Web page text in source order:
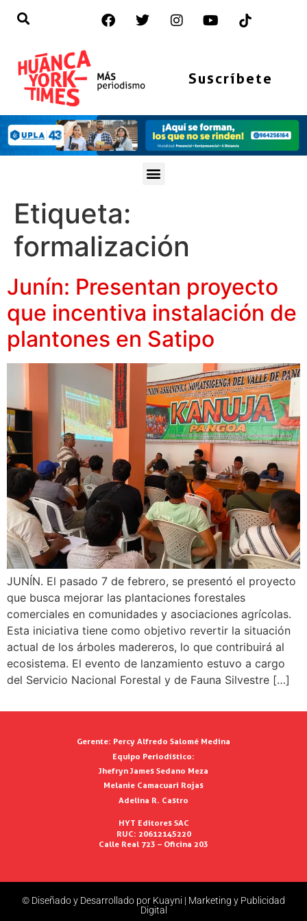
Suscríbete
Etiqueta:
formalización
Junín: Presentan proyecto
que incentiva instalación de
plantones en Satipo
JUNÍN. El pasado 7 de febrero, se presentó el proyecto
que busca mejorar las plantaciones forestales
comerciales en comunidades y asociaciones agrícolas.
Esta iniciativa tiene como objetivo revertir la situación
actual de los árboles madereros, lo que contribuirá al
ecosistema. El evento de lanzamiento estuvo a cargo
del Servicio Nacional Forestal y de Fauna Silvestre […]
Gerente: Percy Alfredo Salomé Medina
Equipo Periodístico:
Jhefryn James Sedano Meza
Melanie Camacuari Rojas
Adelina R. Castro
HYT Editores SAC
RUC: 20612145220
Calle Real 723 – Oficina 203
© Diseñado y Desarrollado por Kuayni | Marketing y Publicidad
Digital